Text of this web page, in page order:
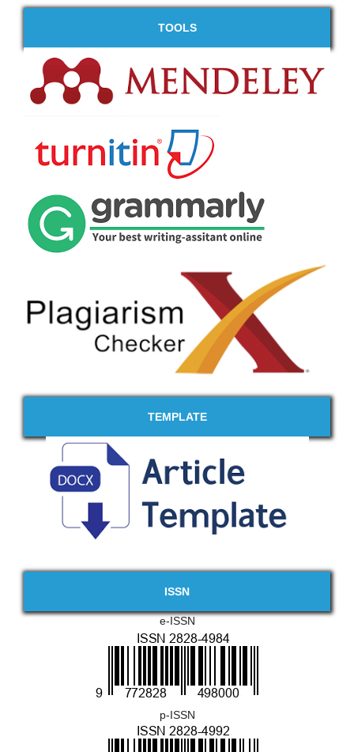
TOOLS
TEMPLATE
ISSN
e-ISSN
p-ISSN